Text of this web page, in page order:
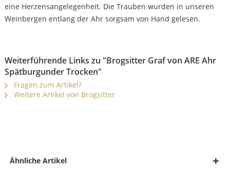
eine Herzensangelegenheit. Die Trauben wurden in unseren
Weinbergen entlang der Ahr sorgsam von Hand gelesen.
Weiterführende Links zu "Brogsitter Graf von ARE Ahr
Spätburgunder Trocken"
Fragen zum Artikel?
Weitere Artikel von Brogsitter
Ähnliche Artikel